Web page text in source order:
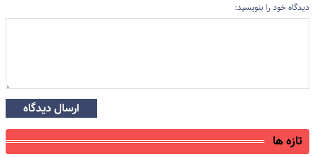
دیدگاه خود را بنویسید:
ارسال دیدگاه
تازه ها